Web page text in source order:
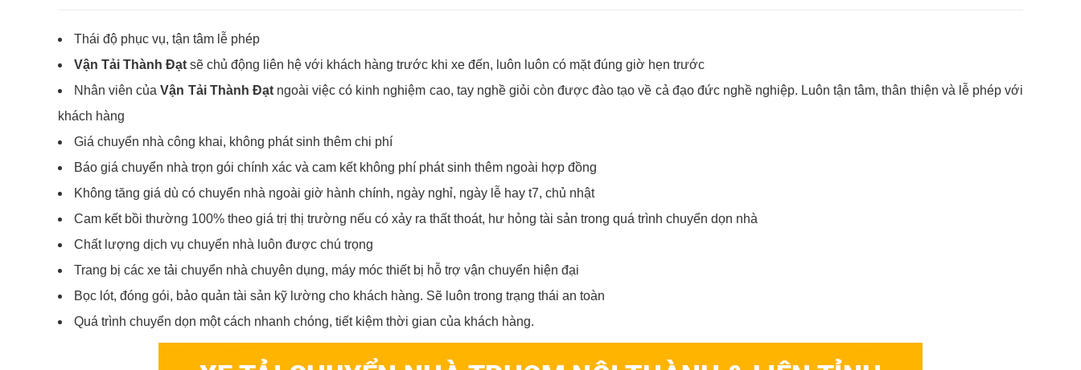
Thái độ phục vụ, tận tâm lễ phép
Vận Tải Thành Đạt sẽ chủ động liên hệ với khách hàng trước khi xe đến, luôn luôn có mặt đúng giờ hẹn trước
Nhân viên củaVận Tải Thành Đạt ngoài việc có kinh nghiệm cao, tay nghề giỏi còn được đào tạo về cả đạo đức nghề nghiệp. Luôn tận tâm, thân thiện và lễ phép với
khách hàng
Giá chuyển nhà công khai, không phát sinh thêm chi phí
Báo giá chuyển nhà trọn gói chính xác và cam kết không phí phát sinh thêm ngoài hợp đồng
Không tăng giá dù có chuyển nhà ngoài giờ hành chính, ngày nghỉ, ngày lễ hay t7, chủ nhật
Cam kết bồi thường 100% theo giá trị thị trường nếu có xảy ra thất thoát, hư hỏng tài sản trong quá trình chuyển dọn nhà
Chất lượng dịch vụ chuyển nhà luôn được chú trọng
Trang bị các xe tải chuyển nhà chuyên dụng, máy móc thiết bị hỗ trợ vận chuyển hiện đại
Bọc lót, đóng gói, bảo quản tài sản kỹ lường cho khách hàng. Sẽ luôn trong trạng thái an toàn
Quá trình chuyển dọn một cách nhanh chóng, tiết kiệm thời gian của khách hàng.